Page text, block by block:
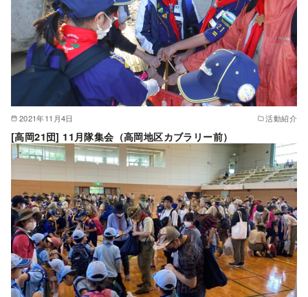
2021年11月4日 活動紹介
[高岡21団] 11月隊集会（高岡地区カブラリー前）